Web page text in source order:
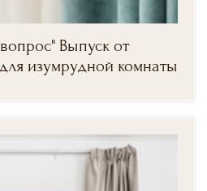
Выпуск от
изумрудной комнаты